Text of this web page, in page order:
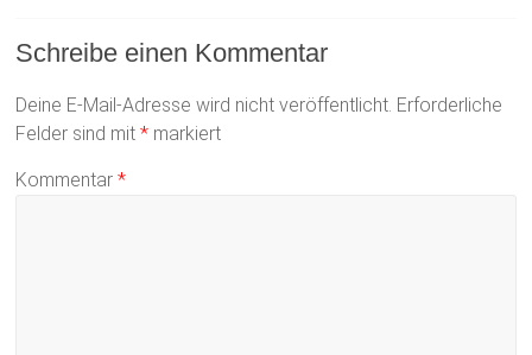
Schreibe einen Kommentar
Deine E-Mail-Adresse wird nicht veröffentlicht. Erforderliche
Felder sind mit* markiert
Kommentar*